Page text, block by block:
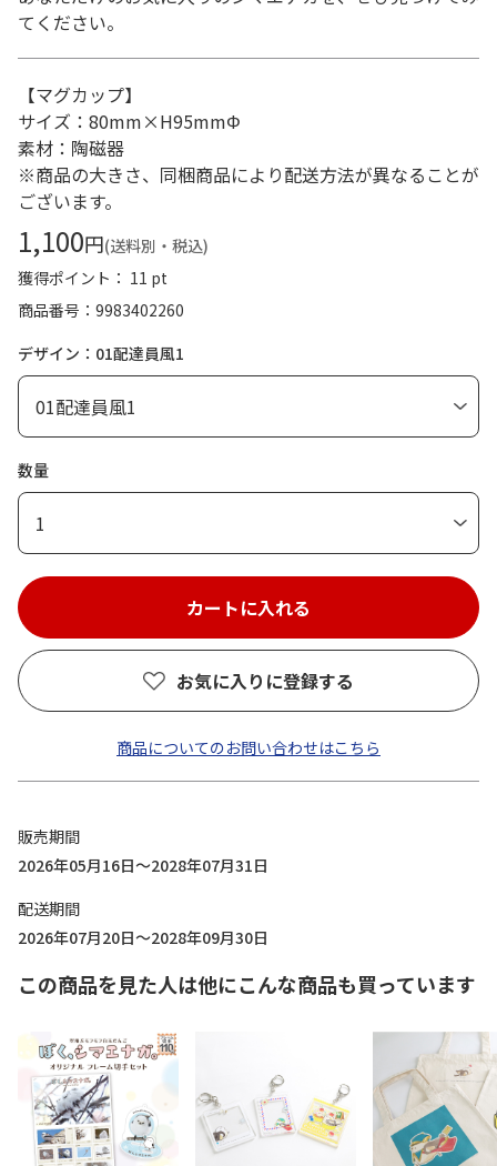
てください。
【マグカップ】
サイズ：80mm×H95mmΦ
素材：陶磁器
※商品の大きさ、同梱商品により配送方法が異なることが
ございます。
1,100円(送料別・税込)
獲得ポイント： 11 pt
商品番号
9983402260
デザイン：01配達員風1
数量
1
お気に入りに登録する
商品についてのお問い合わせはこちら
販売期間
2026年05月16日～2028年07月31日
配送期間
2026年07月20日～2028年09月30日
この商品を見た人は他にこんな商品も買っています